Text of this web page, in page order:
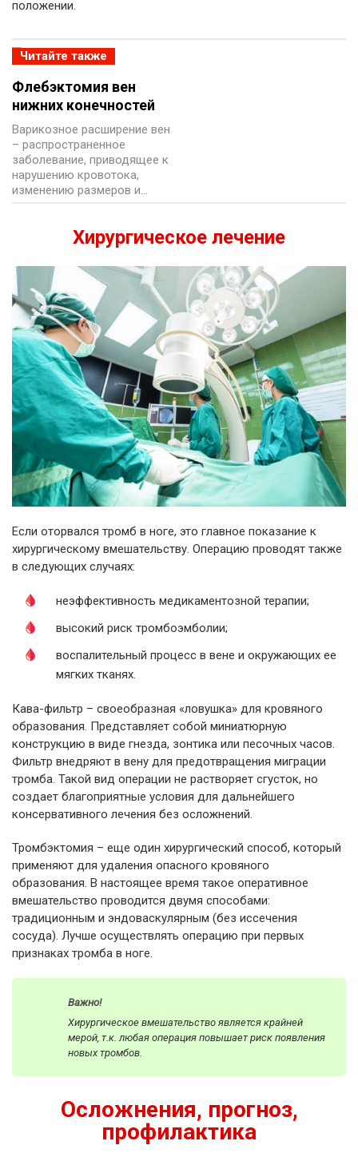
положении.
Читайте также
Флебэктомия вен
нижних конечностей
Варикозное расширение вен
– распространенное
заболевание, приводящее к
нарушению кровотока,
изменению размеров и…
Хирургическое лечение
Если оторвался тромб в ноге, это главное показание к
хирургическому вмешательству. Операцию проводят также
в следующих случаях:
неэффективность медикаментозной терапии;
высокий риск тромбоэмболии;
воспалительный процесс в вене и окружающих ее
мягких тканях.
Кава-фильтр – своеобразная «ловушка» для кровяного
образования. Представляет собой миниатюрную
конструкцию в виде гнезда, зонтика или песочных часов.
Фильтр внедряют в вену для предотвращения миграции
тромба. Такой вид операции не растворяет сгусток, но
создает благоприятные условия для дальнейшего
консервативного лечения без осложнений.
Тромбэктомия – еще один хирургический способ, который
применяют для удаления опасного кровяного
образования. В настоящее время такое оперативное
вмешательство проводится двумя способами:
традиционным и эндоваскулярным (без иссечения
сосуда). Лучше осуществлять операцию при первых
признаках тромба в ноге.
Важно!
Хирургическое вмешательство является крайней
мерой, т.к. любая операция повышает риск появления
новых тромбов.
Осложнения, прогноз,
профилактика